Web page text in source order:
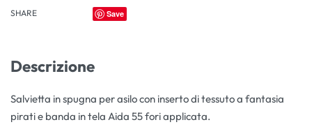
SHARE Save
Descrizione
Salvietta in spugna per asilo con inserto di tessuto a fantasia
pirati e banda in tela Aida 55 fori applicata.